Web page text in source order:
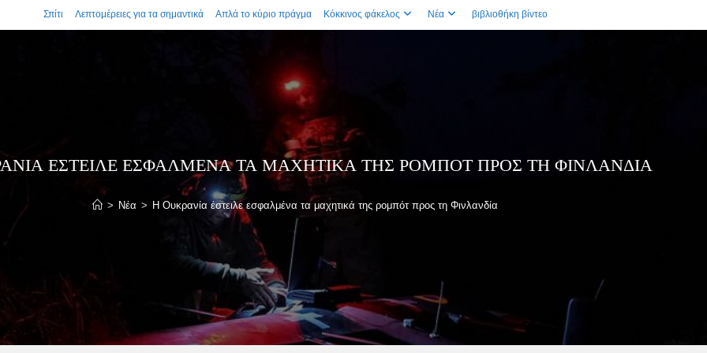
Σπίτι Λεπτομέρειες για τα σημαντικά Απλά το κύριο πράγμα Κόκκινος φάκελος Νέα βιβλιοθήκη βίντεο
ΈΣΤΕΙΛΕ ΕΣΦΑΛΜΈΝΑ ΤΑ ΜΑΧΗΤΙΚΆ ΤΗΣ ΡΟΜΠΌΤ ΠΡΟΣ ΤΗ ΦΙΝΛΑΝΔΊΑ
> Νέα > Η Ουκρανία έστειλε εσφαλμένα τα μαχητικά της ρομπότ προς τη Φινλανδία